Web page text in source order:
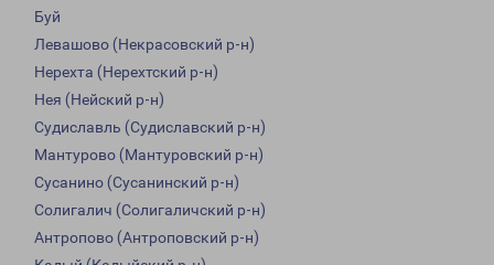
Буй
Левашово (Некрасовский р-н)
Нерехта (Нерехтский р-н)
Нея (Нейский р-н)
Судиславль (Судиславский р-н)
Мантурово (Мантуровский р-н)
Сусанино (Сусанинский р-н)
Солигалич (Солигаличский р-н)
Антропово (Антроповский р-н)